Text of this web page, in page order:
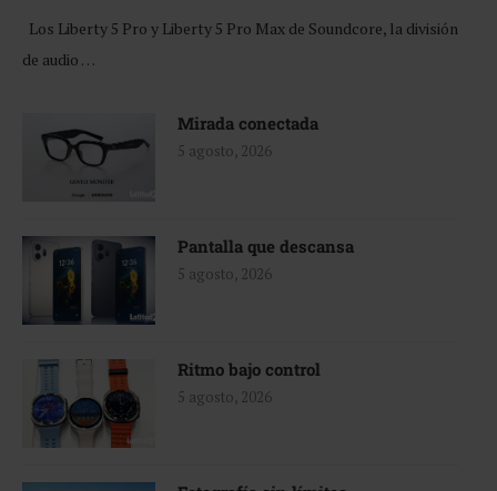
Los Liberty 5 Pro y Liberty 5 Pro Max de Soundcore, la división
de audio …
Mirada conectada
5 agosto, 2026
Pantalla que descansa
5 agosto, 2026
Ritmo bajo control
5 agosto, 2026